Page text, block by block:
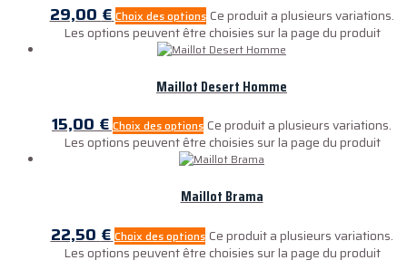
29,00 € Choix des options Ce produit a plusieurs variations.
Les options peuvent être choisies sur la page du produit
Maillot Desert Homme
15,00€ Choix des options Ce produit a plusieurs variations.
Les options peuvent être choisies sur la page du produit
Maillot Brama
22,50 € Choix des options Ce produit a plusieurs variations.
Les options peuvent être choisies sur la page du produit